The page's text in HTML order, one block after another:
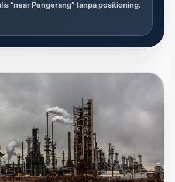
“near Pengerang” tanpa positioning.